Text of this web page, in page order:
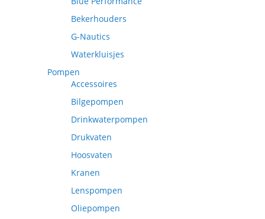
Bekerhouders
G-Nautics
Waterkluisjes
Pompen
Accessoires
Bilgepompen
Drinkwaterpompen
Drukvaten
Hoosvaten
Kranen
Lenspompen
Oliepompen